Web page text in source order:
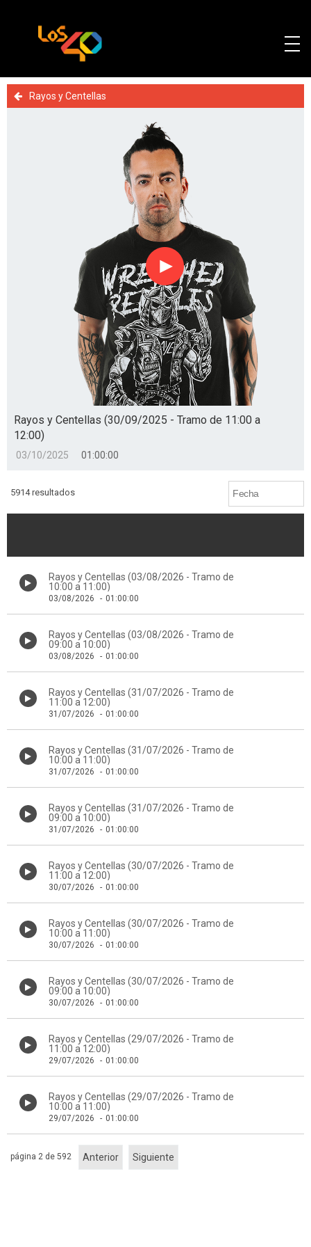
Rayos y Centellas
Reproducir
Rayos y Centellas (30/09/2025 - Tramo de 11:00 a
12:00)
03/10/2025 01:00:00
5914 resultados
Rayos y Centellas (03/08/2026 - Tramo de
10:00 a 11:00)
03/08/2026 - 01:00:00
Rayos y Centellas (03/08/2026 - Tramo de
09:00 a 10:00)
03/08/2026 - 01:00:00
Rayos y Centellas (31/07/2026 - Tramo de
11:00 a 12:00)
31/07/2026 - 01:00:00
Rayos y Centellas (31/07/2026 - Tramo de
10:00 a 11:00)
31/07/2026 - 01:00:00
Rayos y Centellas (31/07/2026 - Tramo de
09:00 a 10:00)
31/07/2026 - 01:00:00
Rayos y Centellas (30/07/2026 - Tramo de
11:00 a 12:00)
30/07/2026 - 01:00:00
Rayos y Centellas (30/07/2026 - Tramo de
10:00 a 11:00)
30/07/2026 - 01:00:00
Rayos y Centellas (30/07/2026 - Tramo de
09:00 a 10:00)
30/07/2026 - 01:00:00
Rayos y Centellas (29/07/2026 - Tramo de
11:00 a 12:00)
29/07/2026 - 01:00:00
Rayos y Centellas (29/07/2026 - Tramo de
10:00 a 11:00)
29/07/2026 - 01:00:00
Anterior Siguiente
página 2 de 592